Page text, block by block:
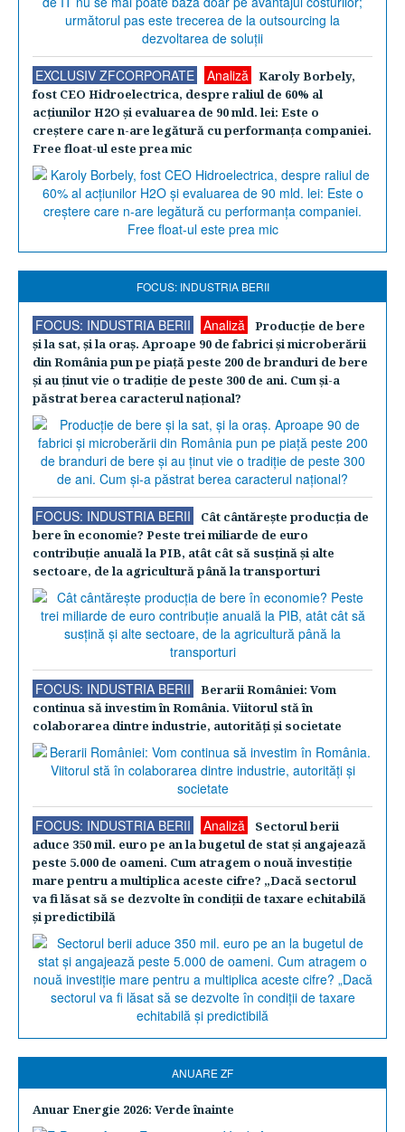
EXCLUSIV ZFCORPORATE Analiză
Karoly Borbely,
fost CEO Hidroelectrica, despre raliul de 60% al
acţiunilor H2O şi evaluarea de 90 mld. lei: Este o
creştere care n-are legătură cu performanţa companiei.
Free float-ul este prea mic
FOCUS: INDUSTRIA BERII
FOCUS: INDUSTRIA BERII Analiză
Producţie de bere
şi la sat, şi la oraş. Aproape 90 de fabrici şi microberării
din România pun pe piaţă peste 200 de branduri de bere
şi au ţinut vie o tradiţie de peste 300 de ani. Cum şi-a
păstrat berea caracterul naţional?
FOCUS: INDUSTRIA BERII
Cât cântăreşte producţia de
bere în economie? Peste trei miliarde de euro
contribuţie anuală la PIB, atât cât să susţină şi alte
sectoare, de la agricultură până la transporturi
FOCUS: INDUSTRIA BERII
Berarii României: Vom
continua să investim în România. Viitorul stă în
colaborarea dintre industrie, autorităţi şi societate
FOCUS: INDUSTRIA BERII Analiză
Sectorul berii
aduce 350 mil. euro pe an la bugetul de stat şi angajează
peste 5.000 de oameni. Cum atragem o nouă investiţie
mare pentru a multiplica aceste cifre? „Dacă sectorul
va fi lăsat să se dezvolte în condiţii de taxare echitabilă
şi predictibilă
ANUARE ZF
Anuar Energie 2026: Verde înainte